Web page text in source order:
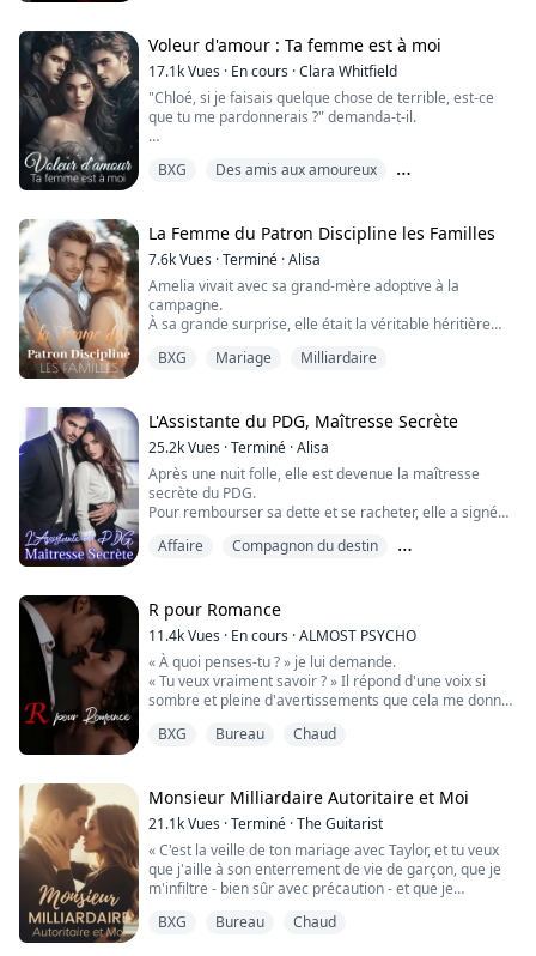
« Adeline ? Vous et votre petit ami êtes suspects de
distribution de vidéos illicites. Venez ici. »
Au commissariat, son horreur att...
Voleur d'amour : Ta femme est à moi
17.1kVues · En cours ·Clara Whitfield
"Chloé, si je faisais quelque chose de terrible, est-ce
que tu me pardonnerais ?" demanda-t-il.
partirais loin, très loin, et tu ne me reverrais jamais."
d'Arthur Williams.
Mais quand j'ai découvert qu'Arthur avait un enfant
avec ma sœur, j'ai réalisé que tout cela faisait partie
d'un p...
BXG
Des amis aux amoureux
La Femme du Patron Discipline les Familles
7.6kVues ·Terminé ·Alisa
Amelia vivait avec sa grand-mère adoptive à la
campagne.
À sa grande surprise, elle était la véritable héritière
Le jour où elle est revenue chez les Martinez, elle a
Cependant, il s'avérait être son fiancé handicapé !
BXG Mariage Milliardaire
L'Assistante du PDG, Maîtresse Secrète
25.2kVues ·Terminé ·Alisa
Après une nuit folle, elle est devenue la maîtresse
secrète du PDG.
Pour rembourser sa dette et se racheter, elle a signé
Ils ont convenu que ce serait purement physique—
faire plaisir, afin de pouvoir faire tout ce qu'il voulait
avec elle !
Affaire
Compagnon du destin
R pour Romance
11.4kVues · En cours ·ALMOST PSYCHO
« À quoi penses-tu ? » je lui demande.
« Tu veux vraiment savoir ? » Il répond d'une voix si
sombre et pleine d'avertissements que cela me donne
« Oui. » dis-je, faisant preuve d'un courage absolu.
calculés, comme un prédateur en chasse.
Délibérément, il s'arrête à ju...
BXG Bureau Chaud
Monsieur Milliardaire Autoritaire et Moi
21.1kVues ·Terminé ·The Guitarist
« C'est la veille de ton mariage avec Taylor, et tu veux
que j'aille à son enterrement de vie de garçon, que je
m'infiltre - bien sûr avec précaution - et que je
BXG Bureau Chaud